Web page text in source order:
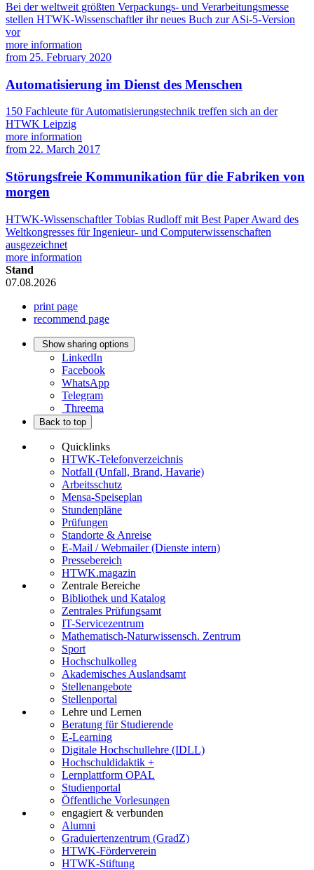
Bei der weltweit größten Verpackungs- und Verarbeitungsmesse
stellen HTWK-Wissenschaftler ihr neues Buch zur ASi-5-Version
vor
more information
from 25. February 2020
Automatisierung im Dienst des Menschen
150 Fachleute für Automatisierungstechnik treffen sich an der
HTWK Leipzig
more information
from 22. March 2017
Störungsfreie Kommunikation für die Fabriken von
morgen
HTWK-Wissenschaftler Tobias Rudloff mit Best Paper Award des
Weltkongresses für Ingenieur- und Computerwissenschaften
ausgezeichnet
more information
Stand
07.08.2026
print page
recommend page
Show sharing options
LinkedIn
Facebook
WhatsApp
Telegram
Threema
Back to top
Quicklinks
HTWK-Telefonverzeichnis
Notfall (Unfall, Brand, Havarie)
Arbeitsschutz
Mensa-Speiseplan
Stundenpläne
Prüfungen
Standorte & Anreise
E-Mail / Webmailer (Dienste intern)
Pressebereich
HTWK.magazin
Zentrale Bereiche
Bibliothek und Katalog
Zentrales Prüfungsamt
IT-Servicezentrum
Mathematisch-Naturwissensch. Zentrum
Sport
Hochschulkolleg
Akademisches Auslandsamt
Stellenangebote
Stellenportal
Lehre und Lernen
Beratung für Studierende
E-Learning
Digitale Hochschullehre (IDLL)
Hochschuldidaktik +
Lernplattform OPAL
Studienportal
Öffentliche Vorlesungen
engagiert & verbunden
Alumni
Graduiertenzentrum (GradZ)
HTWK-Förderverein
HTWK-Stiftung